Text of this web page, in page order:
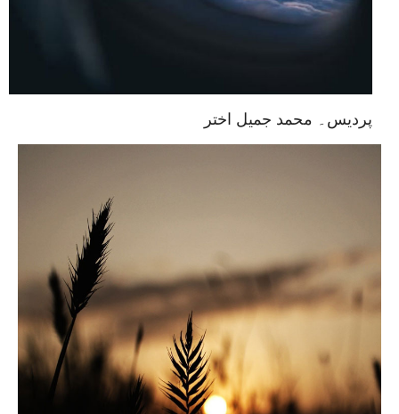
پردیس۔ محمد جمیل اختر